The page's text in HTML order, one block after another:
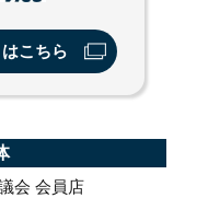
こちら
会 会員店